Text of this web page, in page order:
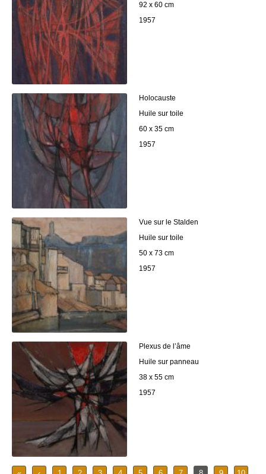
92 x 60 cm
1957
Holocauste
Huile sur toile
60 x 35 cm
1957
Vue sur le Stalden
Huile sur toile
50 x 73 cm
1957
Plexus de l’âme
Huile sur panneau
38 x 55 cm
1957